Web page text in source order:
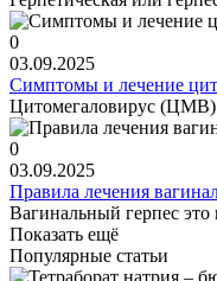
0
03.09.2025
Симптомы и лечение
Цитомегаловирус (ЦМВ)
0
03.09.2025
Правила лечения
Вагинальный герпес
Показать ещё
Популярные статьи